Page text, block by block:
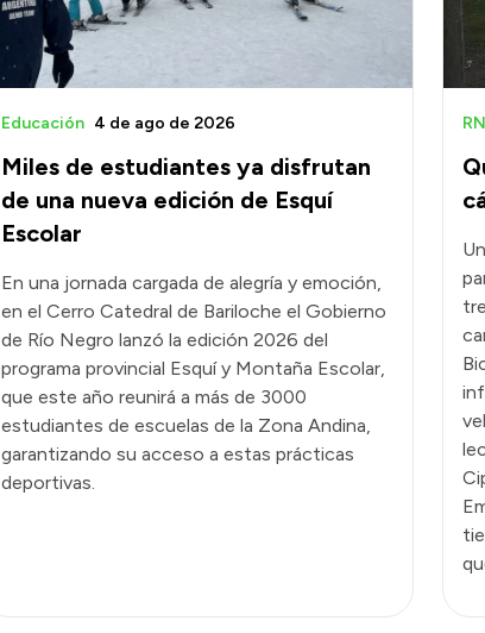
Miles de estudiantes ya disfrutan
de una nueva edición de Esquí
Escolar
Educación 4 de ago de 2026
En una jornada cargada de alegría y emoción,
en el Cerro Catedral de Bariloche el Gobierno
de Río Negro lanzó la edición 2026 del
programa provincial Esquí y Montaña Escolar,
que este año reunirá a más de 3000
estudiantes de escuelas de la Zona Andina,
garantizando su acceso a estas prácticas
deportivas.